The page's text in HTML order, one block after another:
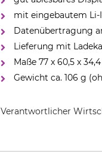
mit eingebautem Li-
Datenübertragung
Lieferung mit
Maße 77 x 60,5 x
Gewicht ca. 106 g
Verantwortlicher